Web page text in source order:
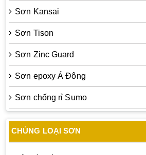
Sơn Kansai
Sơn Tison
Sơn Zinc Guard
Sơn epoxy Á Đông
Sơn chống rỉ Sumo
CHỦNG LOẠI SƠN